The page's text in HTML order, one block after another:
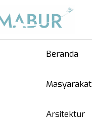
Beranda
Masyarakat
Arsitektur